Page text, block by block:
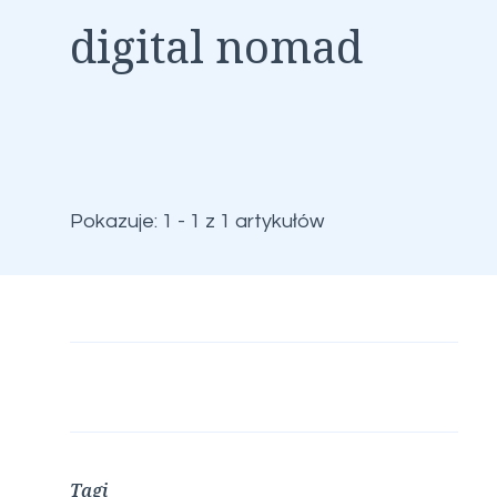
digital nomad
Pokazuje: 1 - 1 z 1 artykułów
Tagi